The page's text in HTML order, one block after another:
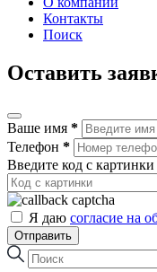
Контакты
Поиск
Оставить
Ваше имя *
Телефон *
Введите код с картинки
Я даю согласие на
Отправить